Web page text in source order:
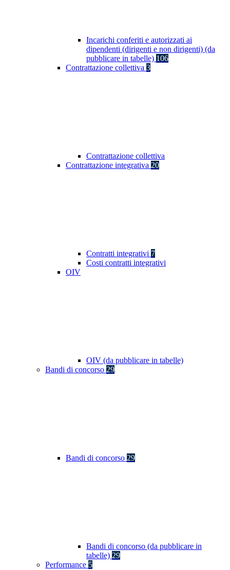
Incarichi conferiti e autorizzati ai
dipendenti (dirigenti e non dirigenti) (da
pubblicare in tabelle) 106
Contrattazione collettiva 3
Contrattazione collettiva
Contrattazione integrativa 20
Contratti integrativi 7
Costi contratti integrativi
OIV
OIV (da pubblicare in tabelle)
Bandi di concorso 29
Bandi di concorso 29
Bandi di concorso (da pubblicare in
tabelle) 29
Performance 5